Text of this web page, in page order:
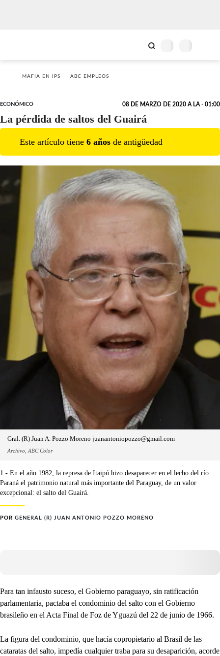
MAFIA EN IPS ABC EMPLEOS
ECONÓMICO 08 DE MARZO DE 2020 A LA - 01:00
La pérdida de saltos del Guairá
Este artículo tiene 6 años de antigüedad
Gral. (R) Juan A. Pozzo Moreno juanantoniopozzo@gmail.com
Archivo, ABC Color
1.- En el año 1982, la represa de Itaipú hizo desaparecer en el lecho del río
Paraná el patrimonio natural más importante del Paraguay, de un valor
excepcional: el salto del Guairá.
POR GENERAL (R) JUAN ANTONIO POZZO MORENO
Para tan infausto suceso, el Gobierno paraguayo, sin ratificación
parlamentaria, pactaba el condominio del salto con el Gobierno
brasileño en el Acta Final de Foz de Yguazú del 22 de junio de 1966.
La figura del condominio, que hacía copropietario al Brasil de las
cataratas del salto, impedía cualquier traba para su desaparición, acorde